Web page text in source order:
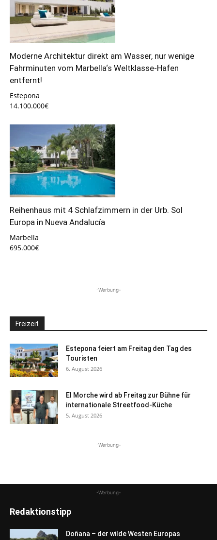
Moderne Architektur direkt am Wasser, nur wenige
Fahrminuten vom Marbella‘s Weltklasse-Hafen
entfernt!
Estepona
14.100.000€
Reihenhaus mit 4 Schlafzimmern in der Urb. Sol
Europa in Nueva Andalucía
Marbella
695.000€
-Werbung-
Freizeit
Estepona feiert am Freitag den Tag des
Touristen
6. August 2026
El Morche wird ab Freitag zur Bühne für
internationale Streetfood-Küche
5. August 2026
-Werbung-
-Werbung-
Redaktionstipp
Doñana – der wilde Westen Europas